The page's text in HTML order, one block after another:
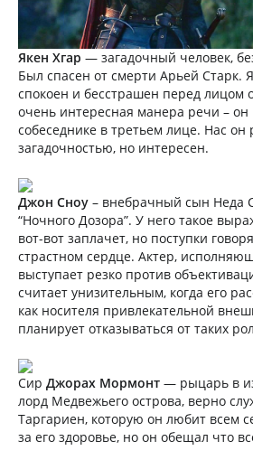
Якен Хгар — загадочный человек,
Был спасен от смерти Арьей Старк.
спокоен и бесстрашен перед лицом
очень интересная манера речи – он
собеседнике в третьем лице. Нас он
загадочностью, но интересен.
Джон Сноу – внебрачный сын Неда
“Ночного Дозора”. У него такое
вот-вот заплачет, но поступки
страстном сердце. Актер,
выступает резко против
считает унизительным, когда его
как носителя привлекательной
планирует отказываться от таких
Сир Джорах Мормонт — рыцарь в
лорд Медвежьего острова, верно
Таргариен, которую он любит всем
за его здоровье, но он обещал что